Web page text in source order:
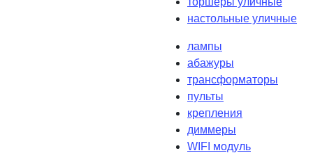
настольные уличные
лампы
абажуры
трансформаторы
пульты
крепления
диммеры
WIFI модуль